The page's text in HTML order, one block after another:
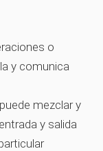
o
y comunica
mezclar y
y salida